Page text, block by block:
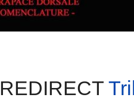
REDIRECT